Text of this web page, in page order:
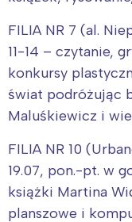
FILIA NR 7 (al.
11-14 – czytanie,
konkursy
świat podróżując
Maluśkiewicz i
FILIA NR 10
19.07, pon.-pt. w
książki Martina
planszowe i